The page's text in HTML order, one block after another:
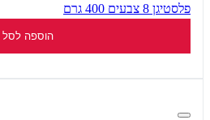
פלסטיגן 8 צבעים 400 גרם
הוספה לסל